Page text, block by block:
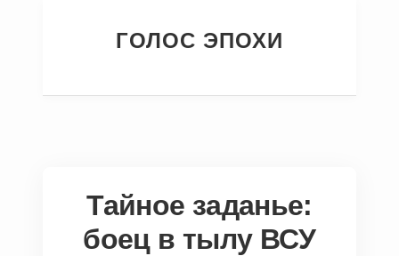
ГОЛОС ЭПОХИ
Тайное заданье:
боец в тылу ВСУ